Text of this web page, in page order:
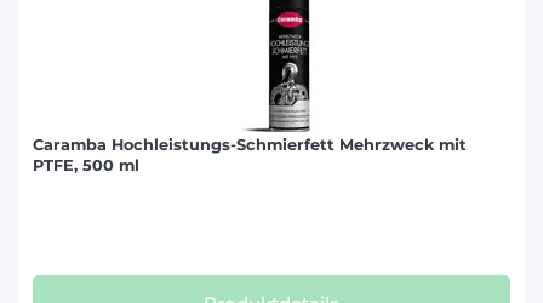
Caramba Hochleistungs-Schmierfett Mehrzweck mit
PTFE, 500 ml